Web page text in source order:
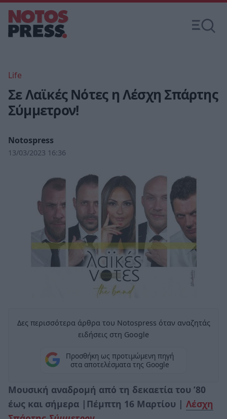
Life
Σε Λαϊκές Νότες η Λέσχη Σπάρτης
Σύμμετρον!
Notospress
13/03/2023 16:36
Δες περισσότερα άρθρα του Notospress όταν αναζητάς
ειδήσεις στη Google
Προσθήκη ως προτιμώμενη πηγή
στα αποτελέσματα της Google
Μουσική αναδρομή από τη δεκαετία του ’80
έως και σήμερα |Πέμπτη 16 Μαρτίου | Λέσχη